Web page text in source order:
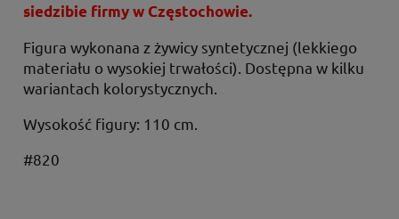
siedzibie firmy w Częstochowie.
Figura wykonana z żywicy syntetycznej (lekkiego
materiału o wysokiej trwałości). Dostępna w kilku
wariantach kolorystycznych.
Wysokość figury: 110 cm.
#820